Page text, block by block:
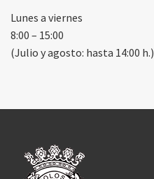
Lunes a viernes
8:00 – 15:00
(Julio y agosto: hasta 14:00 h.)